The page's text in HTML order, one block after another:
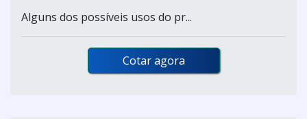
Alguns dos possíveis usos do pr...
Cotar agora